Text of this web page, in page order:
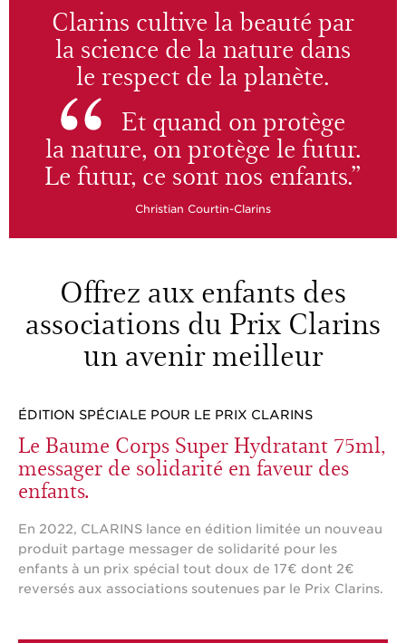
Clarins cultive la beauté par
la science de la nature dans
le respect de la planète.
Et quand on protège
la nature, on protège le futur.
Le futur, ce sont nos enfants.”
Christian Courtin-Clarins
Offrez aux enfants des
associations du Prix Clarins
un avenir meilleur
ÉDITION SPÉCIALE POUR LE PRIX CLARINS
Le Baume Corps Super Hydratant 75ml,
messager de solidarité en faveur des
enfants.
En 2022, CLARINS lance en édition limitée un nouveau
produit partage messager de solidarité pour les
enfants à un prix spécial tout doux de 17€ dont 2€
reversés aux associations soutenues par le Prix Clarins.